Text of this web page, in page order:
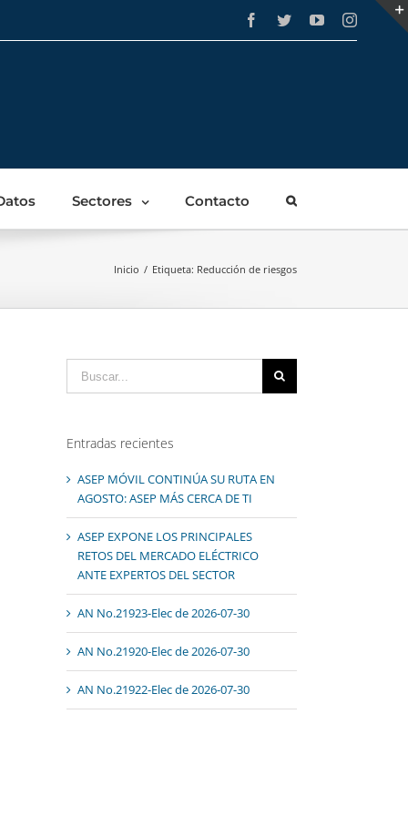
Facebook
TwitterYouTube
Sectores Contacto
Inicio / Etiqueta: Reducción de riesgos
Entradas recientes
ASEP MÓVIL CONTINÚA SU RUTA EN
AGOSTO: ASEP MÁS CERCA DE TI
ASEP EXPONE LOS PRINCIPALES
RETOS DEL MERCADO ELÉCTRICO
ANTE EXPERTOS DEL SECTOR
AN No.21923-Elec de 2026-07-30
AN No.21920-Elec de 2026-07-30
AN No.21922-Elec de 2026-07-30